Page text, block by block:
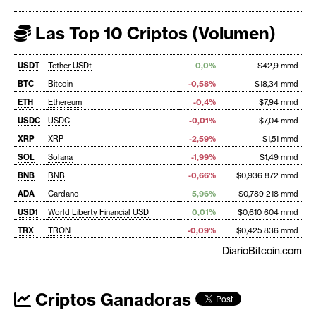
Las Top 10 Criptos (Volumen)
USDT Tether USDt 0,0%
$42,9 mmd
BTC
Bitcoin -0,58%
$18,34 mmd
ETH
Ethereum -0,4%
$7,94 mmd
USDC
USDC -0,01%
$7,04 mmd
XRP
XRP -2,59%
$1,51 mmd
SOL
Solana -1,99%
$1,49 mmd
BNB
BNB -0,66%
$0,936 872 mmd
ADA
Cardano 5,96%
$0,789 218 mmd
USD1
World Liberty Financial USD 0,01%
$0,610 604 mmd
TRX
TRON -0,09% $0,425 836 mmd
DiarioBitcoin.com
Criptos Ganadoras